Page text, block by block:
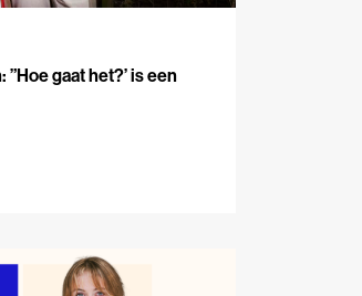
gaat het?’ is een